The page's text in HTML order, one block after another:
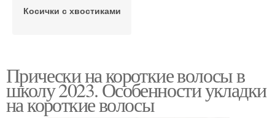
Косички с хвостиками
Прически на короткие волосы в
школу 2023. Особенности укладки
на короткие волосы